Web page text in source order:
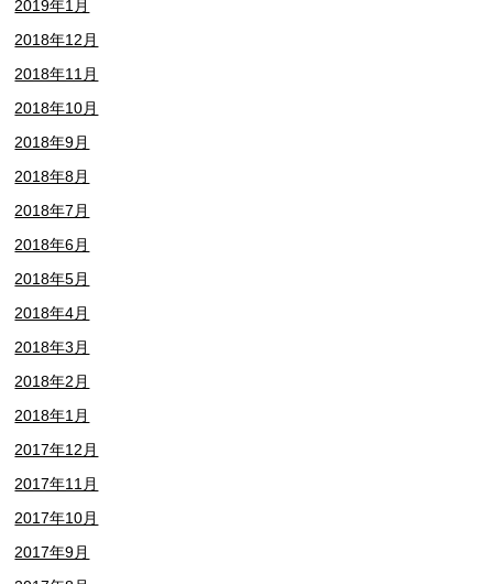
2019年1月
2018年12月
2018年11月
2018年10月
2018年9月
2018年8月
2018年7月
2018年6月
2018年5月
2018年4月
2018年3月
2018年2月
2018年1月
2017年12月
2017年11月
2017年10月
2017年9月